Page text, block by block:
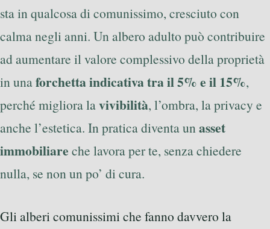
sta in qualcosa di comunissimo, cresciuto con
calma negli anni. Un albero adulto può contribuire
ad aumentare il valore complessivo della proprietà
in unaforchetta indicativa tra il 5% e il 15%,
perché migliora lavivibilità, l’ombra, la privacy e
anche l’estetica. In pratica diventa unasset
immobiliare che lavora per te, senza chiedere
nulla, se non un po’ di cura.
Gli alberi comunissimi che fanno davvero la